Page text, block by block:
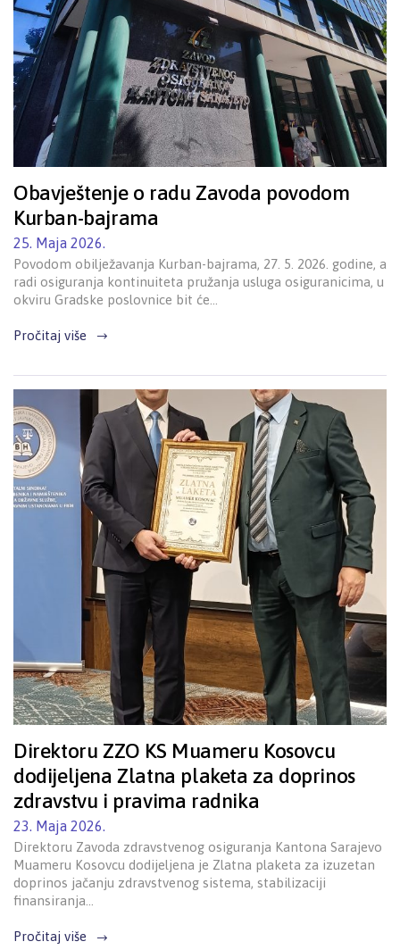
Obavještenje o radu Zavoda povodom
Kurban-bajrama
25. Maja 2026.
Povodom obilježavanja Kurban-bajrama, 27. 5. 2026. godine, a
radi osiguranja kontinuiteta pružanja usluga osiguranicima, u
okviru Gradske poslovnice bit će…
Pročitaj više
Direktoru ZZO KS Muameru Kosovcu
dodijeljena Zlatna plaketa za doprinos
zdravstvu i pravima radnika
23. Maja 2026.
Direktoru Zavoda zdravstvenog osiguranja Kantona Sarajevo
Muameru Kosovcu dodijeljena je Zlatna plaketa za izuzetan
doprinos jačanju zdravstvenog sistema, stabilizaciji
finansiranja…
Pročitaj više